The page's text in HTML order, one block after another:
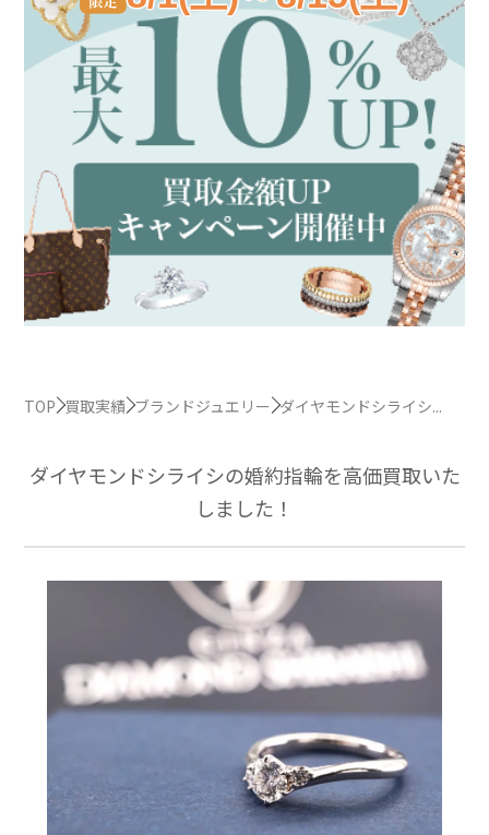
TOP 買取実績 ブランドジュエリー ダイヤモンドシライシ...
ダイヤモンドシライシの婚約指輪を高価買取いた
しました！